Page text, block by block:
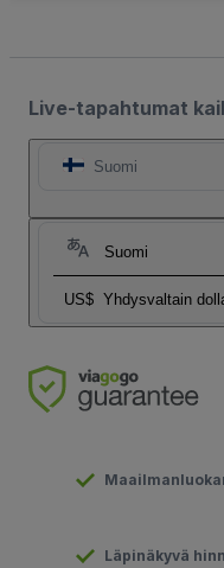
Live-tapahtumat
Suomi
Suomi
US$ Yhdysvaltain
Läpinäkyvä